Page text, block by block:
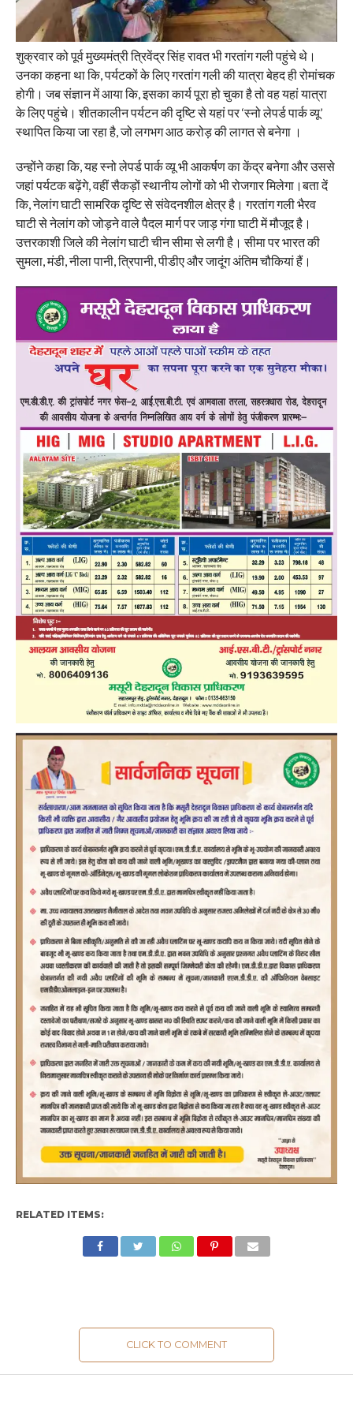
शुक्रवार को पूर्व मुख्यमंत्री त्रिवेंद्र सिंह रावत भी गरतांग गली पहुंचे थे।
उनका कहना था कि, पर्यटकों के लिए गरतांग गली की यात्रा बेहद ही रोमांचक
होगी। जब संज्ञान में आया कि, इसका कार्य पूरा हो चुका है तो वह यहां यात्रा
के लिए पहुंचे। शीतकालीन पर्यटन की दृष्टि से यहां पर ‘स्नो लेपर्ड पार्क व्यू’
स्थापित किया जा रहा है, जो लगभग आठ करोड़ की लागत से बनेगा ।
उन्होंने कहा कि, यह स्नो लेपर्ड पार्क व्यू भी आकर्षण का केंद्र बनेगा और उससे
जहां पर्यटक बढ़ेंगे, वहीं सैकड़ों स्थानीय लोगों को भी रोजगार मिलेगा।बता दें
कि, नेलांग घाटी सामरिक दृष्टि से संवेदनशील क्षेत्र है। गरतांग गली भैरव
घाटी से नेलांग को जोड़ने वाले पैदल मार्ग पर जाड़ गंगा घाटी में मौजूद है।
उत्तरकाशी जिले की नेलांग घाटी चीन सीमा से लगी है। सीमा पर भारत की
सुमला, मंडी, नीला पानी, त्रिपानी, पीडीए और जादूंग अंतिम चौकियां हैं।
RELATED ITEMS:
CLICK TO COMMENT